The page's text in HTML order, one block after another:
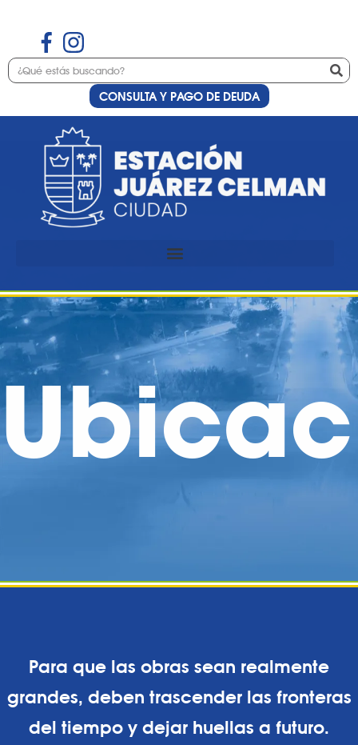
CONSULTA Y PAGO DE DEUDA
Para que las obras sean realmente
grandes, deben trascender las fronteras
del tiempo y dejar huellas a futuro.